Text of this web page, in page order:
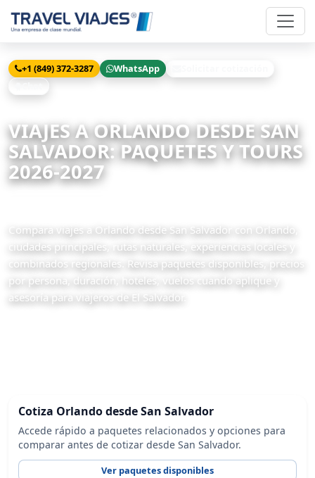
+1 (849) 372-3287 WhatsApp
VIAJES A ORLANDO DESDE SAN
SALVADOR: PAQUETES Y TOURS
2026-2027
Compara viajes a Orlando desde San Salvador con Orlando,
ciudades principales, rutas naturales, experiencias locales y
combinados regionales. Revisa paquetes disponibles, precios
por persona, duración, hoteles, vuelos cuando aplique y
asesoría para viajeros de El Salvador.
Cotiza Orlando desde San Salvador
Accede rápido a paquetes relacionados y opciones para
comparar antes de cotizar desde San Salvador.
Ver paquetes disponibles